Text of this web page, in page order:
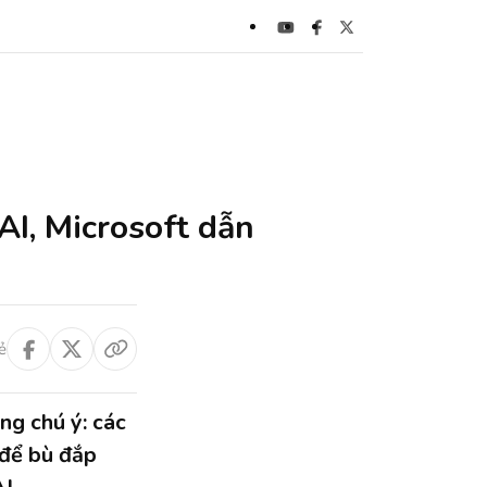
Microsoft dẫn
chú ý: các
bù đắp